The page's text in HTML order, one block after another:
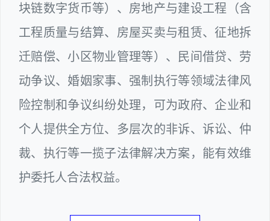
块链数字货币等）、房地产与建设工程（含
工程质量与结算、房屋买卖与租赁、征地拆
迁赔偿、小区物业管理等）、民间借贷、劳
动争议、婚姻家事、强制执行等领域法律风
险控制和争议纠纷处理，可为政府、企业和
个人提供全方位、多层次的非诉、诉讼、仲
裁、执行等一揽子法律解决方案，能有效维
护委托人合法权益。